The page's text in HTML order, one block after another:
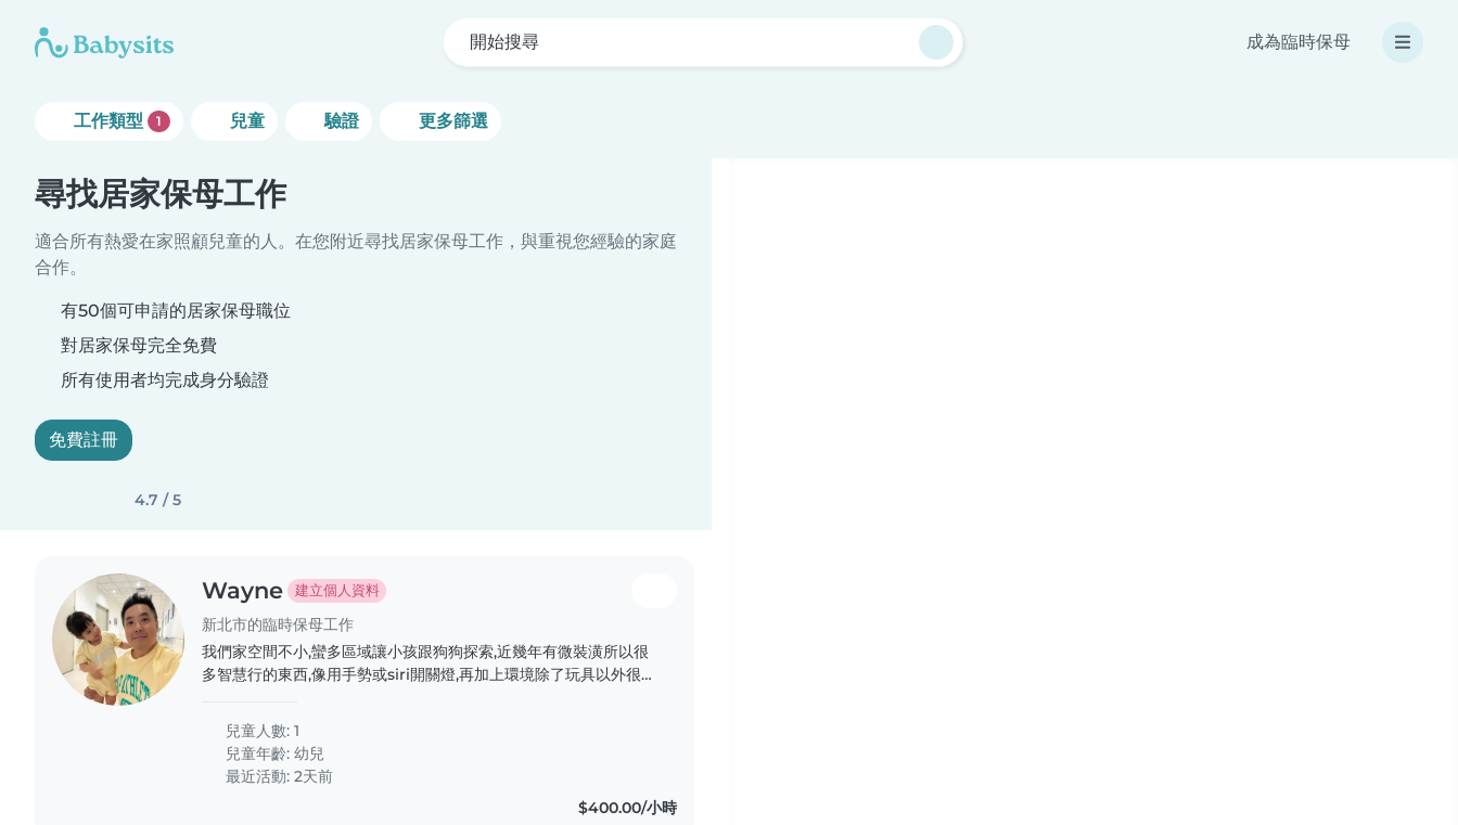
開始搜尋 成為臨時保母
工作類型 1 兒童 驗證 更多篩選
尋找居家保母工作
適合所有熱愛在家照顧兒童的人。在您附近尋找居家保母工作，與重視您經驗的家庭
合作。
有50個可申請的居家保母職位
對居家保母完全免費
所有使用者均完成身分驗證
免費註冊
4.7 / 5
Wayne 建立個人資料
新北市的臨時保母工作
我們家空間不小,蠻多區域讓小孩跟狗狗探索,近幾年有微裝潢所以很
多智慧行的東西,像用手勢或siri開關燈,再加上環境除了玩具以外很極
兒童人數: 1
兒童年齡:幼兒
最近活動: 2天前
$400.00/小時